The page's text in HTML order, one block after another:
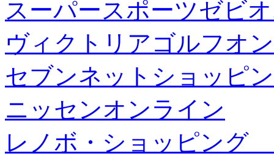
スーパースポーツゼビ
ヴィクトリアゴルフオ
セブンネットショッピ
ニッセンオンライン
レノボ・ショッピング